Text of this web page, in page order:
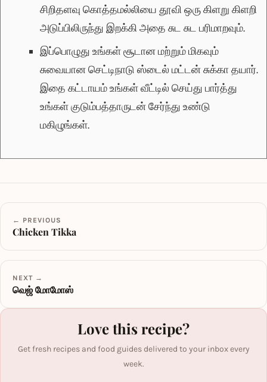
சிறிதளவு கொத்தமல்லியை தூவி ஒரு கிளறு கிளறி
அடுப்பிலிருந்து இறக்கி அதை சுட சுட பரிமாறவும்.
இப்பொழுது உங்கள் சூடான மற்றும் மிகவும்
சுவையான செட்டிநாடு ஸ்டைல் மட்டன் சுக்கா தயார்.
இதை கட்டாயம் உங்கள் வீட்டில் செய்து பார்த்து
உங்கள் குடும்பத்தாருடன் சேர்ந்து உண்டு
மகிழுங்கள்.
← PREVIOUS
Chicken Tikka
NEXT →
வெஜ் மோமோஸ்
Love this recipe?
Get fresh recipes and food guides delivered to your inbox every
week.